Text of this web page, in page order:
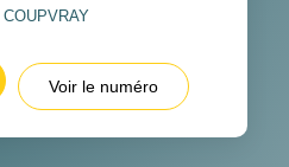
COUPVRAY
Voir le numéro